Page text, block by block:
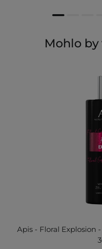
Mohlo by
Apis - Floral Explosion